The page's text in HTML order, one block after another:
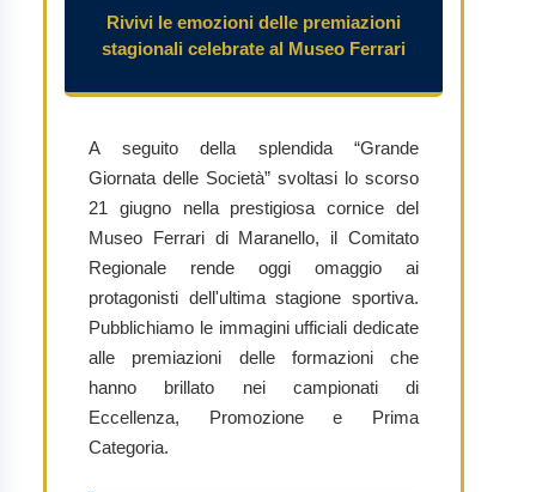
Rivivi le emozioni delle premiazioni
stagionali celebrate al Museo Ferrari
A seguito della splendida “Grande
Giornata delle Società” svoltasi lo scorso
21 giugno nella prestigiosa cornice del
Museo Ferrari di Maranello, il Comitato
Regionale rende oggi omaggio ai
protagonisti dell'ultima stagione sportiva.
Pubblichiamo le immagini ufficiali dedicate
alle premiazioni delle formazioni che
hanno brillato nei campionati di
Eccellenza, Promozione e Prima
Categoria.